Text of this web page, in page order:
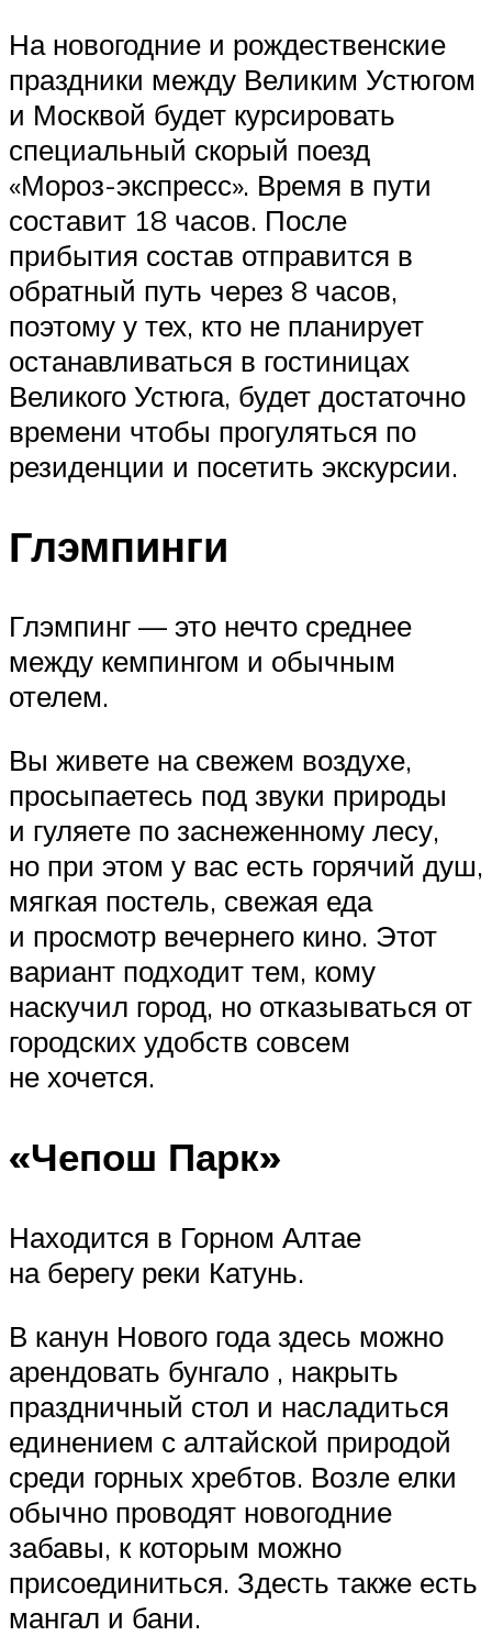
На новогодние и рождественские
праздники между Великим Устюгом
и Москвой будет курсировать
специальный скорый поезд
«Мороз-экспресс». Время в пути
составит 18 часов. После
прибытия состав отправится в
обратный путь через 8 часов,
поэтому у тех, кто не планирует
останавливаться в гостиницах
Великого Устюга, будет достаточно
времени чтобы прогуляться по
резиденции и посетить экскурсии.
Глэмпинги
Глэмпинг — это нечто среднее
между кемпингом и обычным
отелем.
Вы живете на свежем воздухе,
просыпаетесь под звуки природы
и гуляете по заснеженному лесу,
но при этом у вас есть горячий душ,
мягкая постель, свежая еда
и просмотр вечернего кино. Этот
вариант подходит тем, кому
наскучил город, но отказываться от
городских удобств совсем
не хочется.
«Чепош Парк»
Находится в Горном Алтае
на берегу реки Катунь.
В канун Нового года здесь можно
арендовать бунгало , накрыть
праздничный стол и насладиться
единением с алтайской природой
среди горных хребтов. Возле елки
обычно проводят новогодние
забавы, к которым можно
присоединиться. Здесть также есть
мангал и бани.